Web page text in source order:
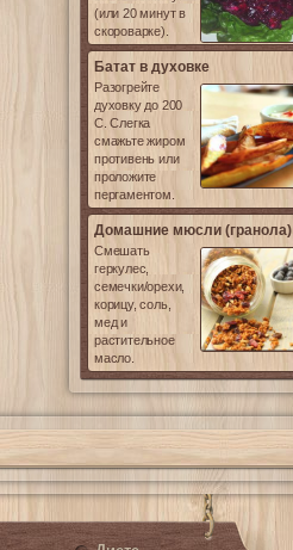
(или 20 минут в
скороварке).
Батат в духовке
Разогрейте
духовку до 200
С. Слегка
смажьте жиром
противень или
проложите
пергаментом.
Домашние мюсли (гранола)
Смешать
геркулес,
семечки/орехи,
корицу, соль,
мед и
растительное
масло.